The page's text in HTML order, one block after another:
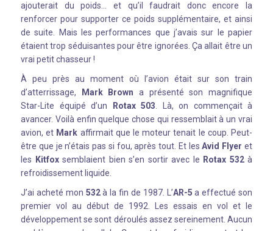
ajouterait du poids… et qu’il faudrait donc encore la
renforcer pour supporter ce poids supplémentaire, et ainsi
de suite. Mais les performances que j’avais sur le papier
étaient trop séduisantes pour être ignorées. Ça allait être un
vrai petit chasseur !
À peu près au moment où l’avion était sur son train
d’atterrissage,
Mark Brown a présenté son magnifique
Star-Lite équipé d’un
Rotax 503. Là, on commençait à
avancer. Voilà enfin quelque chose qui ressemblait à un vrai
avion, et Mark affirmait que le moteur tenait le coup. Peut-
être que je n’étais pas si fou, après tout. Et lesAvid Flyer et
les
Kitfoxsemblaient bien s’en sortir avec le Rotax 532à
refroidissement liquide.
J’ai acheté mon 532à la fin de 1987. L’AR-5 a effectué son
premier vol au début de 1992. Les essais en vol et le
développement se sont déroulés assez sereinement. Aucun